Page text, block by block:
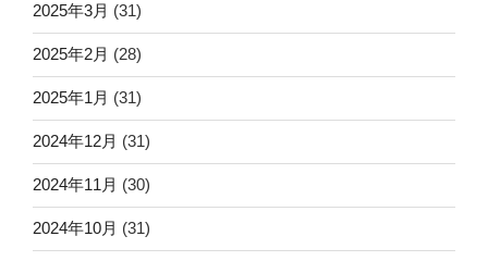
2025年3月 (31)
2025年2月 (28)
2025年1月 (31)
2024年12月 (31)
2024年11月 (30)
2024年10月 (31)